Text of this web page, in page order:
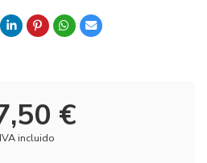
€
IVA incluido